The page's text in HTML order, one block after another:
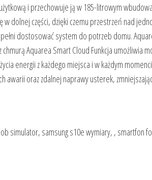
i przechowuje ją w 185-litrowym
dolnej części, dzięki czemu przestrzeń nad
dostosować system do potrzeb domu.
Aquarea Smart Cloud Funkcja umożliwia
energii z każdego miejsca i w każdym
oraz zdalnej naprawy usterek,
simulator, samsung s10e wymiary, , smartfon